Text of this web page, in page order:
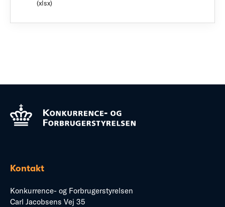
(xlsx)
Kontakt
Konkurrence- og Forbrugerstyrelsen
Carl Jacobsens Vej 35